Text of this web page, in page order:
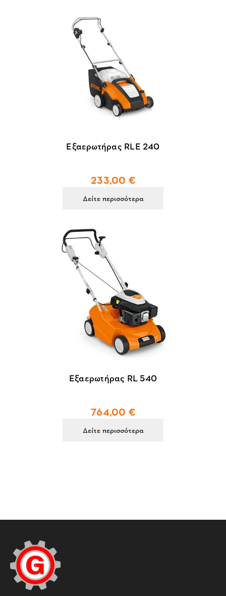
Εξαερωτήρας RLE 240
233,00 €
Δείτε περισσότερα
Εξαερωτήρας RL 540
764,00 €
Δείτε περισσότερα